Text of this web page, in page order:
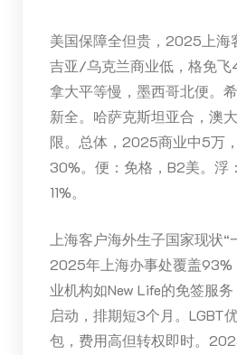
美国保障全但贵，2025上海
吉亚/乌克兰商业低，格免
拿大平等慢，墨西哥北便。
新全。哈萨克斯坦亚合，澳
限。总体，2025商业中5万
30%。便：免格，B2美。浮
11%。
上海客户海外生子国家现状“
2025年上海办事处覆盖93%
业机构如New Life的免签服
启动，排期短3个月。LGBT
包，费用高但转权即时。